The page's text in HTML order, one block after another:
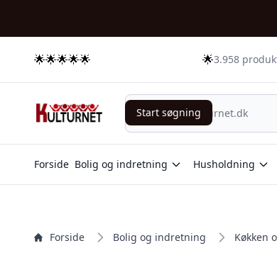
🌟🌟🌟🌟🌟 🌟3.958
Start søgning
Start søgning
Forside Bolig og indretning Husholdning
Forside Bolig og indretning Køkken